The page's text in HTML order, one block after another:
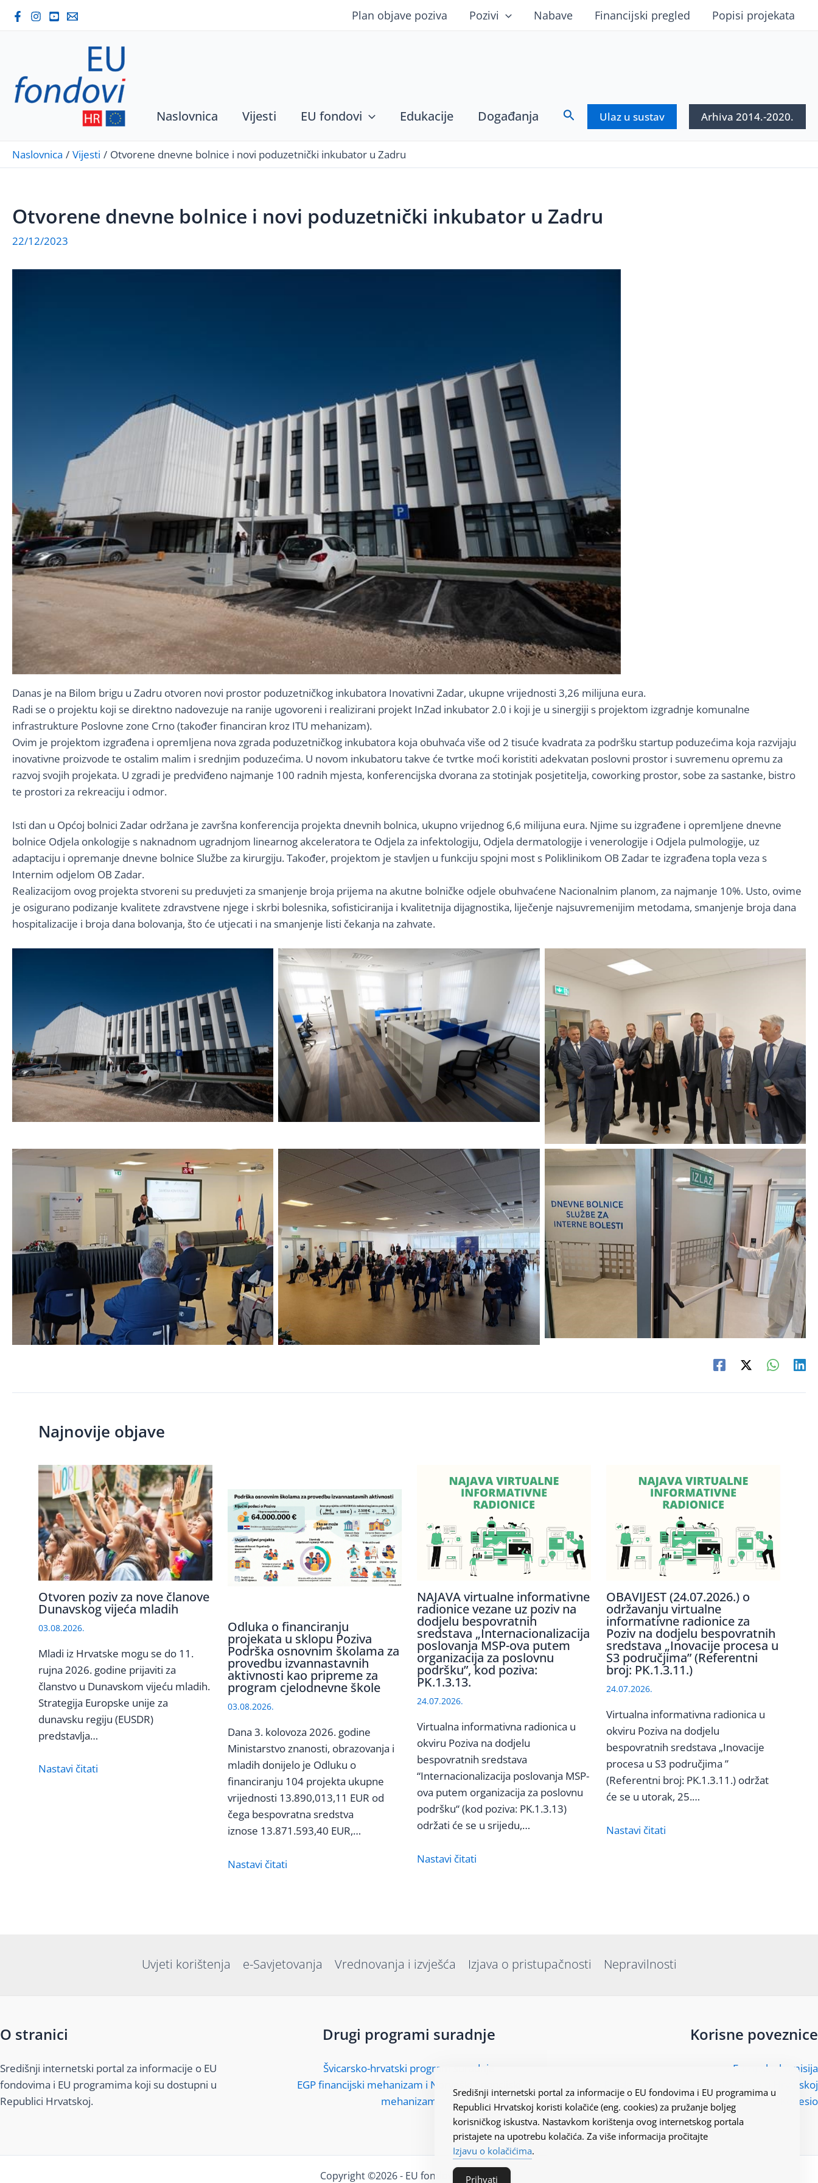
Skip
Plan objave poziva Pozivi Nabave Financijski pregled Popisi projekata
Naslovnica Vijesti EU fondovi Edukacije Događanja SearchUlaz u sustav Arhiva 2014.-2020.
Naslovnica Vijesti Otvorene dnevne bolnice i novi poduzetnički inkubator u Zadru
Otvorene dnevne bolnice i novi poduzetnički inkubator u Zadru
22/12/2023
Danas je na Bilom brigu u Zadru otvoren novi prostor poduzetničkog inkubatora Inovativni Zadar, ukupne vrijednosti 3,26 milijuna eura.
Radi se o projektu koji se direktno nadovezuje na ranije ugovoreni i realizirani projekt InZad inkubator 2.0 i koji je u sinergiji s projektom izgradnje komunalne
infrastrukture Poslovne zone Crno (također financiran kroz ITU mehanizam).
Ovim je projektom izgrađena i opremljena nova zgrada poduzetničkog inkubatora koja obuhvaća više od 2 tisuće kvadrata za podršku startup poduzećima koja razvijaju
inovativne proizvode te ostalim malim i srednjim poduzećima. U novom inkubatoru takve će tvrtke moći koristiti adekvatan poslovni prostor i suvremenu opremu za
razvoj svojih projekata. U zgradi je predviđeno najmanje 100 radnih mjesta, konferencijska dvorana za stotinjak posjetitelja, coworking prostor, sobe za sastanke, bistro
te prostori za rekreaciju i odmor.
Isti dan u Općoj bolnici Zadar održana je završna konferencija projekta dnevnih bolnica, ukupno vrijednog 6,6 milijuna eura. Njime su izgrađene i opremljene dnevne
bolnice Odjela onkologije s naknadnom ugradnjom linearnog akceleratora te Odjela za infektologiju, Odjela dermatologije i venerologije i Odjela pulmologije, uz
adaptaciju i opremanje dnevne bolnice Službe za kirurgiju. Također, projektom je stavljen u funkciju spojni most s Poliklinikom OB Zadar te izgrađena topla veza s
Internim odjelom OB Zadar.
Realizacijom ovog projekta stvoreni su preduvjeti za smanjenje broja prijema na akutne bolničke odjele obuhvaćene Nacionalnim planom, za najmanje 10%. Usto, ovime
je osigurano podizanje kvalitete zdravstvene njege i skrbi bolesnika, sofisticiranija i kvalitetnija dijagnostika, liječenje najsuvremenijim metodama, smanjenje broja dana
hospitalizacije i broja dana bolovanja, što će utjecati i na smanjenje listi čekanja na zahvate.
No Caption No Caption
No Caption
No Caption No Caption No Caption
Najnovije objave
Otvoren poziv za nove članove
Dunavskog vijeća mladih
03.08.2026.
Mladi iz Hrvatske mogu se do 11.
rujna 2026. godine prijaviti za
članstvo u Dunavskom vijeću mladih.
Strategija Europske unije za
dunavsku regiju (EUSDR)
predstavlja…
Nastavi čitati
Odluka o financiranju
projekata u sklopu Poziva
Podrška osnovnim školama za
provedbu izvannastavnih
aktivnosti kao pripreme za
program cjelodnevne škole
03.08.2026.
Dana 3. kolovoza 2026. godine
Ministarstvo znanosti, obrazovanja i
mladih donijelo je Odluku o
financiranju 104 projekta ukupne
vrijednosti 13.890,013,11 EUR od
čega bespovratna sredstva
iznose 13.871.593,40 EUR,…
Nastavi čitati
NAJAVA virtualne informativne
radionice vezane uz poziv na
dodjelu bespovratnih
sredstava „Internacionalizacija
poslovanja MSP-ova putem
organizacija za poslovnu
podršku”, kod poziva:
PK.1.3.13.
24.07.2026.
Virtualna informativna radionica u
okviru Poziva na dodjelu
bespovratnih sredstava
“Internacionalizacija poslovanja MSP-
ova putem organizacija za poslovnu
podršku“ (kod poziva: PK.1.3.13)
održati će se u srijedu,…
Nastavi čitati
OBAVIJEST (24.07.2026.) o
održavanju virtualne
informativne radionice za
Poziv na dodjelu bespovratnih
sredstava „Inovacije procesa u
S3 područjima” (Referentni
broj: PK.1.3.11.)
24.07.2026.
Virtualna informativna radionica u
okviru Poziva na dodjelu
bespovratnih sredstava „Inovacije
procesa u S3 područjima ”
(Referentni broj: PK.1.3.11.) održat
će se u utorak, 25.…
Nastavi čitati
Uvjeti korištenja e-Savjetovanja Vrednovanja i izvješća Izjava o pristupačnosti Nepravilnosti
O stranici
Središnji internetski portal za informacije o EU
fondovima i EU programima koji su dostupni u
Republici Hrvatskoj.
Drugi programi suradnje
Švicarsko-hrvatski program suradnje
EGP financijski mehanizam i Norveški financijski
mehanizam
Korisne poveznice
Europska komisija
Predstavništvo Europske komisije u Hrvatskoj
Kohesio
Copyright ©2026 - EU fondovi Hrvatska
Središnji internetski portal za informacije o EU fondovima i EU programima u
Republici Hrvatskoj koristi kolačiće (eng. cookies) za pružanje boljeg
korisničkog iskustva. Nastavkom korištenja ovog internetskog portala
pristajete na upotrebu kolačića. Za više informacija pročitajte
Izjavu o kolačićima.
Prihvati